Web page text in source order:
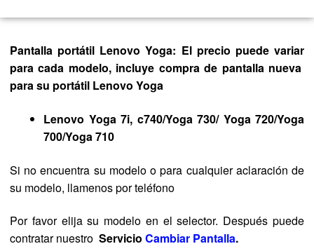
Pantalla portátil Lenovo Yoga: El precio puede variar
para cada modelo, incluye compra de pantalla nueva
para su portátil Lenovo Yoga
Lenovo Yoga 7i, c740/Yoga 730/ Yoga 720/Yoga
700/Yoga 710
Si no encuentra su modelo o para cualquier aclaración de
su modelo, llamenos por teléfono
Por favor elija su modelo en el selector. Después puede
contratar nuestro Servicio Cambiar Pantalla.